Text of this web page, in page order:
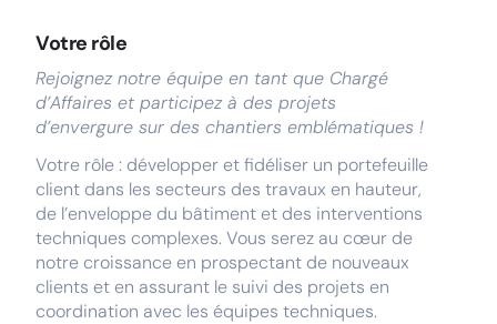
Votre rôle
Rejoignez notre équipe en tant que Chargé
d’Affaires et participez à des projets
d’envergure sur des chantiers emblématiques !
Votre rôle : développer et fidéliser un portefeuille
client dans les secteurs des travaux en hauteur,
de l’enveloppe du bâtiment et des interventions
techniques complexes. Vous serez au cœur de
notre croissance en prospectant de nouveaux
clients et en assurant le suivi des projets en
coordination avec les équipes techniques.